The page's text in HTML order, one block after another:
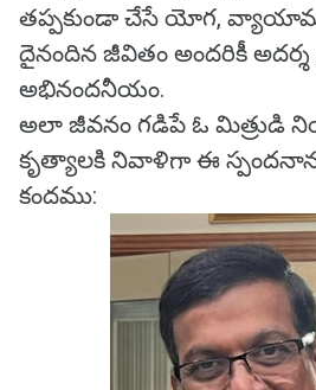
తప్పకుండా చేసే యోగ,
దైనందిన జీవితం అందరికీ
అభినందనీయం.
అలా జీవనం గడిపే ఓ మిత్రుడి
కృత్యాలకి నివాళిగా ఈ
కందము: